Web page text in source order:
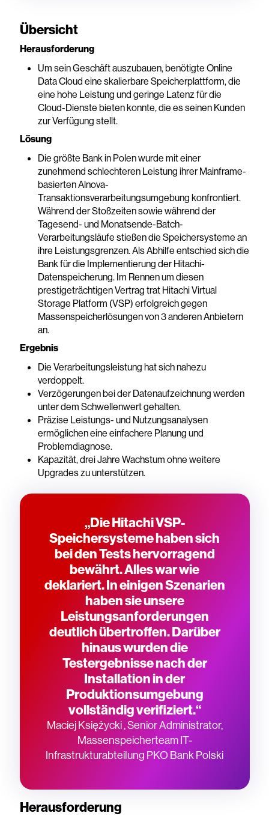
Übersicht
Herausforderung
Um sein Geschäft auszubauen, benötigte Online
Data Cloud eine skalierbare Speicherplattform, die
eine hohe Leistung und geringe Latenz für die
Cloud-Dienste bieten konnte, die es seinen Kunden
zur Verfügung stellt.
Lösung
Die größte Bank in Polen wurde mit einer
zunehmend schlechteren Leistung ihrer Mainframe-
basierten Alnova-
Transaktionsverarbeitungsumgebung konfrontiert.
Während der Stoßzeiten sowie während der
Tagesend- und Monatsende-Batch-
Verarbeitungsläufe stießen die Speichersysteme an
ihre Leistungsgrenzen. Als Abhilfe entschied sich die
Bank für die Implementierung der Hitachi-
Datenspeicherung. Im Rennen um diesen
prestigeträchtigen Vertrag trat Hitachi Virtual
Storage Platform (VSP) erfolgreich gegen
Massenspeicherlösungen von 3 anderen Anbietern
an.
Ergebnis
Die Verarbeitungsleistung hat sich nahezu
verdoppelt.
Verzögerungen bei der Datenaufzeichnung werden
unter dem Schwellenwert gehalten.
Präzise Leistungs- und Nutzungsanalysen
ermöglichen eine einfachere Planung und
Problemdiagnose.
Kapazität, drei Jahre Wachstum ohne weitere
Upgrades zu unterstützen.
„Die Hitachi VSP-
Speichersysteme haben sich
bei den Tests hervorragend
bewährt. Alles war wie
deklariert. In einigen Szenarien
haben sie unsere
Leistungsanforderungen
deutlich übertroffen. Darüber
hinaus wurden die
Testergebnisse nach der
Installation in der
Produktionsumgebung
vollständig verifiziert.“
Maciej Księżycki , Senior Administrator,
Massenspeicherteam IT-
Infrastrukturabteilung PKO Bank Polski
Herausforderung